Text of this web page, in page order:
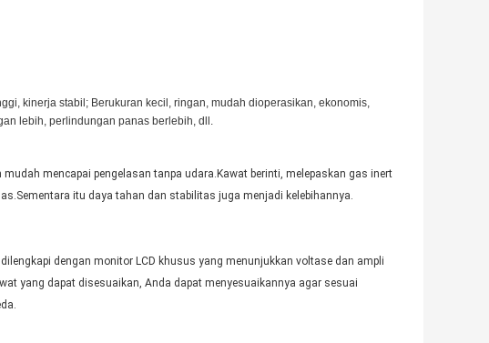
kinerja stabil; Berukuran kecil, ringan, mudah dioperasikan, ekonomis,
lebih, perlindungan panas berlebih, dll.
mencapai pengelasan tanpa udara.Kawat berinti, melepaskan gas inert
itu daya tahan dan stabilitas juga menjadi kelebihannya.
dengan monitor LCD khusus yang menunjukkan voltase dan ampli
yang dapat disesuaikan, Anda dapat menyesuaikannya agar sesuai